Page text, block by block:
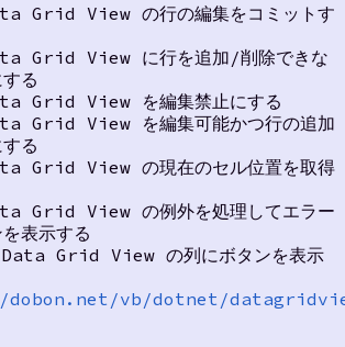
Grid View の行の編集をコミットす
Grid View に行を追加/削除できな
る
Grid View を編集禁止にする
Grid View を編集可能かつ行の追加
る
Grid View の現在のセル位置を取得
Grid View の例外を処理してエラー
表示する
Grid View の列にボタンを表示
vb/dotnet/